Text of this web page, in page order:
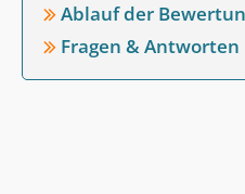
Ablauf der
Fragen & Antworten